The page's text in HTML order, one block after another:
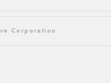
Corporation